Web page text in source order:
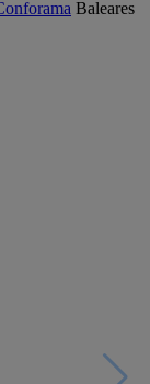
Baleares